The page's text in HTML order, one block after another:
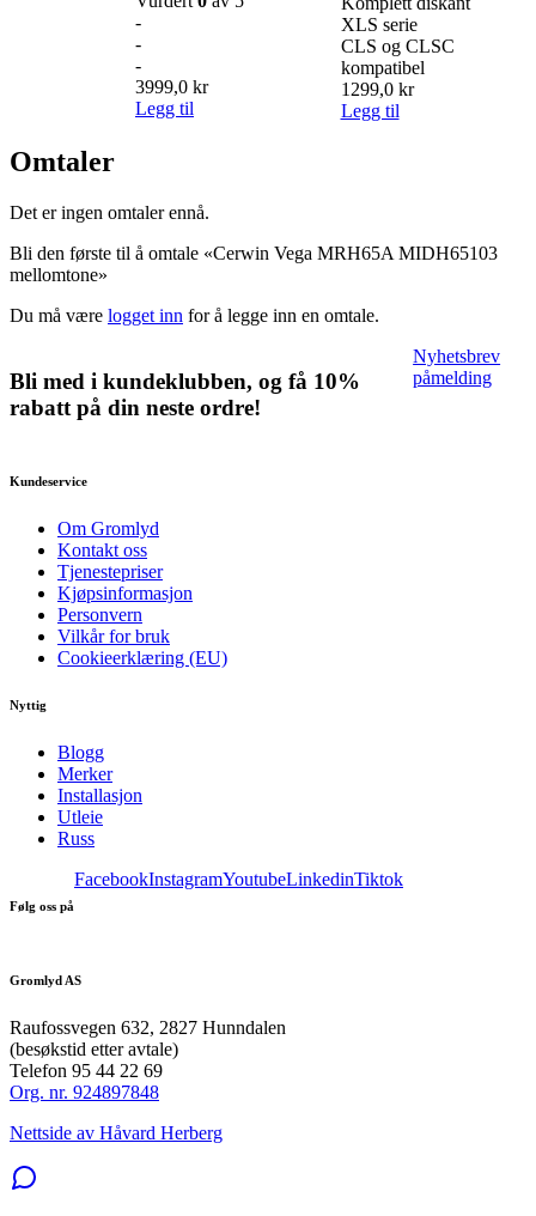
-
-
-
3999,0 kr
Legg til
XLS serie
CLS og CLSC
kompatibel
1299,0 kr
Legg til
Omtaler
Det er ingen omtaler ennå.
Bli den første til å omtale «Cerwin Vega MRH65A MIDH65103
mellomtone»
Du må være logget inn for å legge inn en omtale.
Bli med i kundeklubben, og få 10%
rabatt på din neste ordre!
Nyhetsbrev
påmelding
Kundeservice
Om Gromlyd
Kontakt oss
Tjenestepriser
Kjøpsinformasjon
Personvern
Vilkår for bruk
Cookieerklæring (EU)
Nyttig
Blogg
Merker
Installasjon
Utleie
Russ
Følg oss på
FacebookInstagramYoutubeLinkedinTiktok
Gromlyd AS
Raufossvegen 632, 2827 Hunndalen
(besøkstid etter avtale)
Telefon 95 44 22 69
Org. nr. 924897848
Nettside av Håvard Herberg